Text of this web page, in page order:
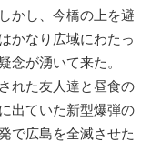
かし、今橋の上を避
かなり広域にわたっ
念が湧いて来た。
れた友人達と昼食の
出ていた新型爆弾の
で広島を全滅させた